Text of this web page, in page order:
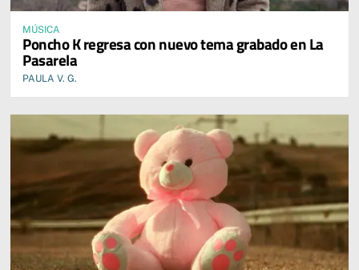
MÚSICA
Poncho K regresa con nuevo tema grabado en La
Pasarela
PAULA V. G.